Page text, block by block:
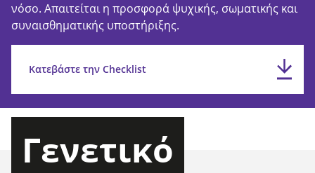
νόσο. Απαιτείται η προσφορά ψυχικής, σωματικής και
συναισθηματικής υποστήριξης.
Κατεβάστε την Checklist
Γενετικό